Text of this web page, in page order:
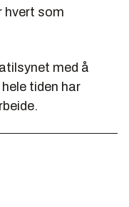
hvert som
med å
tiden har